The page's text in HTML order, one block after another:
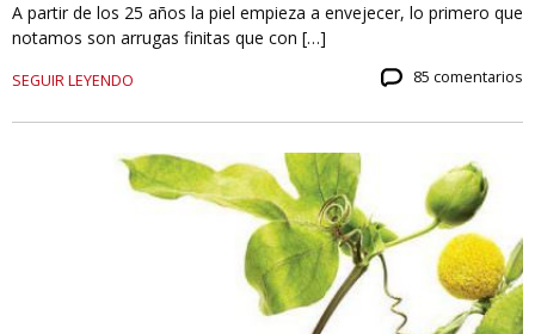
A partir de los 25 años la piel empieza a envejecer, lo primero que
notamos son arrugas finitas que con […]
SEGUIR LEYENDO 85 comentarios